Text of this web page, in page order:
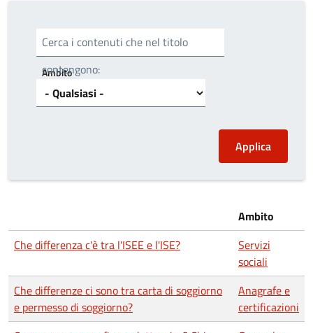
Cerca i contenuti che nel titolo
contengono:
Ambito
Ambito
Che differenza c'è tra l'ISEE e l'ISE?
Servizi
sociali
Che differenze ci sono tra carta di soggiorno
e permesso di soggiorno?
Anagrafe e
certificazioni